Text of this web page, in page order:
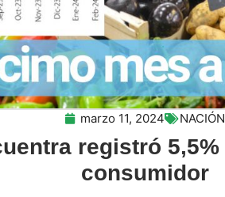
marzo 11, 2024 NACIÓN
registró
consumidor